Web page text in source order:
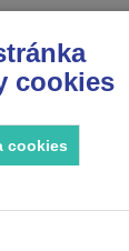
cookies
cookies